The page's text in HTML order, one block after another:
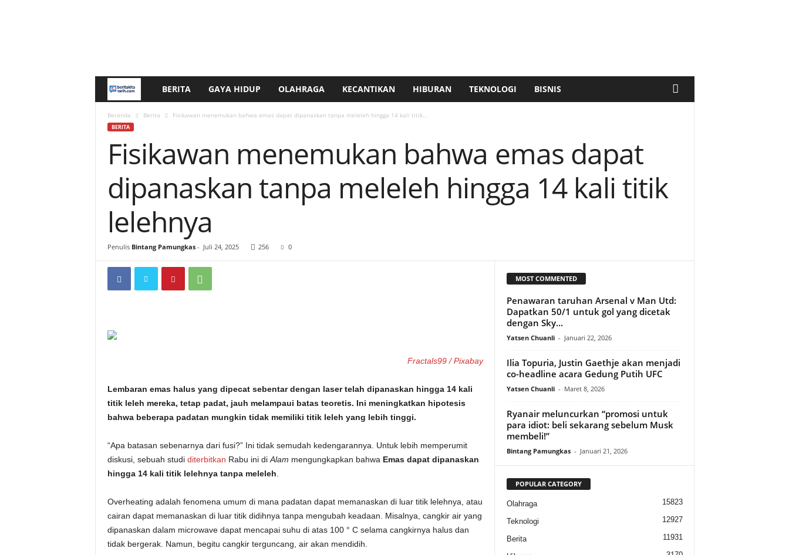
e
t
a
i
c
o
m
BERITA GAYA HIDUP OLAHRAGA KECANTIKAN HIBURAN TEKNOLOGI BISNIS
Beranda Berita Fisikawan menemukan bahwa emas dapat dipanaskan tanpa meleleh hingga 14 kali titik...
BERITA
Fisikawan menemukan bahwa emas dapat
dipanaskan tanpa meleleh hingga 14 kali titik
lelehnya
Penulis Bintang Pamungkas- Juli 24, 2025 256 0
Fractals99 / Pixabay
Lembaran emas halus yang dipecat sebentar dengan laser telah dipanaskan hingga 14 kali
titik leleh mereka, tetap padat, jauh melampaui batas teoretis. Ini meningkatkan hipotesis
bahwa beberapa padatan mungkin tidak memiliki titik leleh yang lebih tinggi.
“Apa batasan sebenarnya dari fusi?” Ini tidak semudah kedengarannya. Untuk lebih memperumit
diskusi, sebuah studi diterbitkan Rabu ini di Alam mengungkapkan bahwa Emas dapat dipanaskan
hingga 14 kali titik lelehnya tanpa meleleh
Overheating adalah fenomena umum di mana padatan dapat memanaskan di luar titik lelehnya, atau
cairan dapat memanaskan di luar titik didihnya tanpa mengubah keadaan. Misalnya, cangkir air yang
dipanaskan dalam microwave dapat mencapai suhu di atas 100 ° C selama cangkirnya halus dan
tidak bergerak. Namun, begitu cangkir terguncang, air akan mendidih.
MOST COMMENTED
Penawaran taruhan Arsenal v Man Utd:
Dapatkan 50/1 untuk gol yang dicetak
dengan Sky...
Yatsen Chuanli - Januari 22, 2026
Ilia Topuria, Justin Gaethje akan menjadi
co-headline acara Gedung Putih UFC
Yatsen Chuanli - Maret 8, 2026
Ryanair meluncurkan “promosi untuk
para idiot: beli sekarang sebelum Musk
membeli!”
Bintang Pamungkas - Januari 21, 2026
POPULAR CATEGORY
Olahraga 15823
Teknologi 12927
Berita 11931